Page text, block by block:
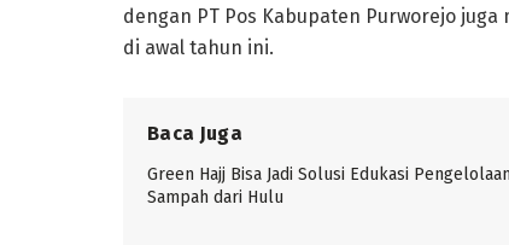
dengan PT Pos Kabupaten Purworejo
di awal tahun ini.
Baca Juga
Green Hajj Bisa Jadi Solusi Edukasi Pengelolaan
Sampah dari Hulu